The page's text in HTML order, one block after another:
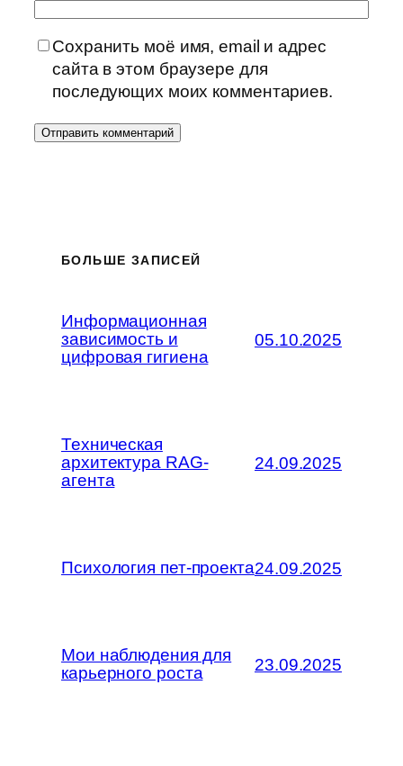
Сохранить моё имя, email и адрес
сайта в этом браузере для
последующих моих комментариев.
БОЛЬШЕ ЗАПИСЕЙ
Информационная
зависимость и
цифровая гигиена
05.10.2025
Техническая
архитектура RAG-
агента
24.09.2025
Психология пет-проекта24.09.2025
Мои наблюдения для
карьерного роста
23.09.2025